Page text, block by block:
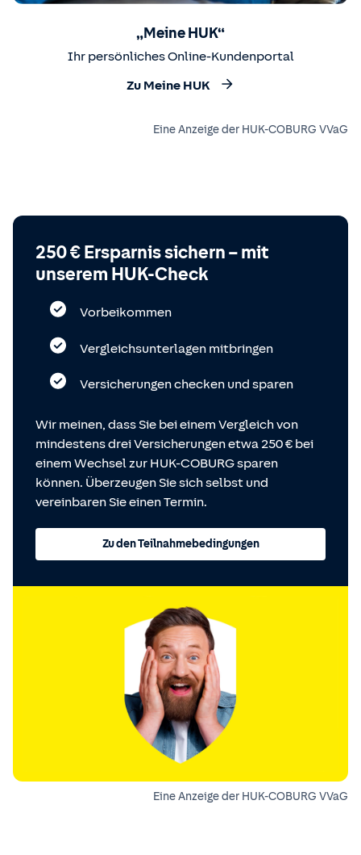
„Meine HUK“
Ihr persönliches Online-Kundenportal
Zu Meine HUK
Eine Anzeige der HUK-COBURG VVaG
250 € Ersparnis sichern – mit
unserem HUK-Check
Vorbeikommen
Vergleichsunterlagen mitbringen
Versicherungen checken und sparen
Wir meinen, dass Sie bei einem Vergleich von
mindestens drei Versicherungen etwa 250 € bei
einem Wechsel zur HUK-COBURG sparen
können. Überzeugen Sie sich selbst und
vereinbaren Sie einen Termin.
Zu den Teilnahmebedingungen
Eine Anzeige der HUK-COBURG VVaG